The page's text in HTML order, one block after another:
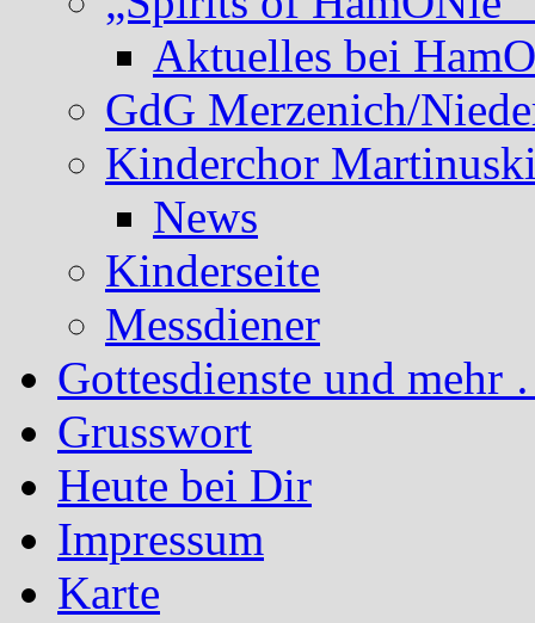
Aktuelles bei
GdG Merzenich/
Kinderchor
News
Kinderseite
Messdiener
Gottesdienste und mehr
Grusswort
Heute bei Dir
Impressum
Karte